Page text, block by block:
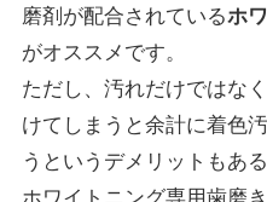
磨剤が配合されているホ
がオススメです。
ただし、汚れだけではな
けてしまうと余計に着色
うというデメリットもあ
ホワイトニング専用歯磨